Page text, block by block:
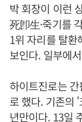
박 회장이 이런
死卽生·죽기를
1위 자리를 탈환
보인다. 일부에
하이트진로는
로 했다. 기존의
년만이다. 13일